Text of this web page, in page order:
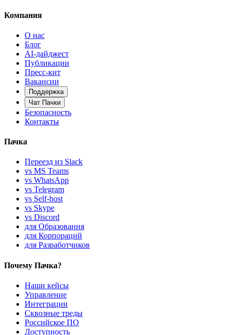
Компания
О нас
Блог
AI-дайджест
Публикации
Пресс-кит
Вакансии
Поддержка
Чат Пачки
Безопасность
Контакты
Пачка
Переезд из Slack
vs MS Teams
vs WhatsApp
vs Telegram
vs Self-host
vs Skype
vs Discord
для Образования
для Корпораций
для Разработчиков
Почему Пачка?
Наши кейсы
Управление
Интеграции
Сквозные треды
Российское ПО
Доступность